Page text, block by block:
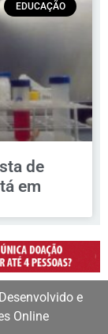
EDUCAÇÃO
de
em
e
Online